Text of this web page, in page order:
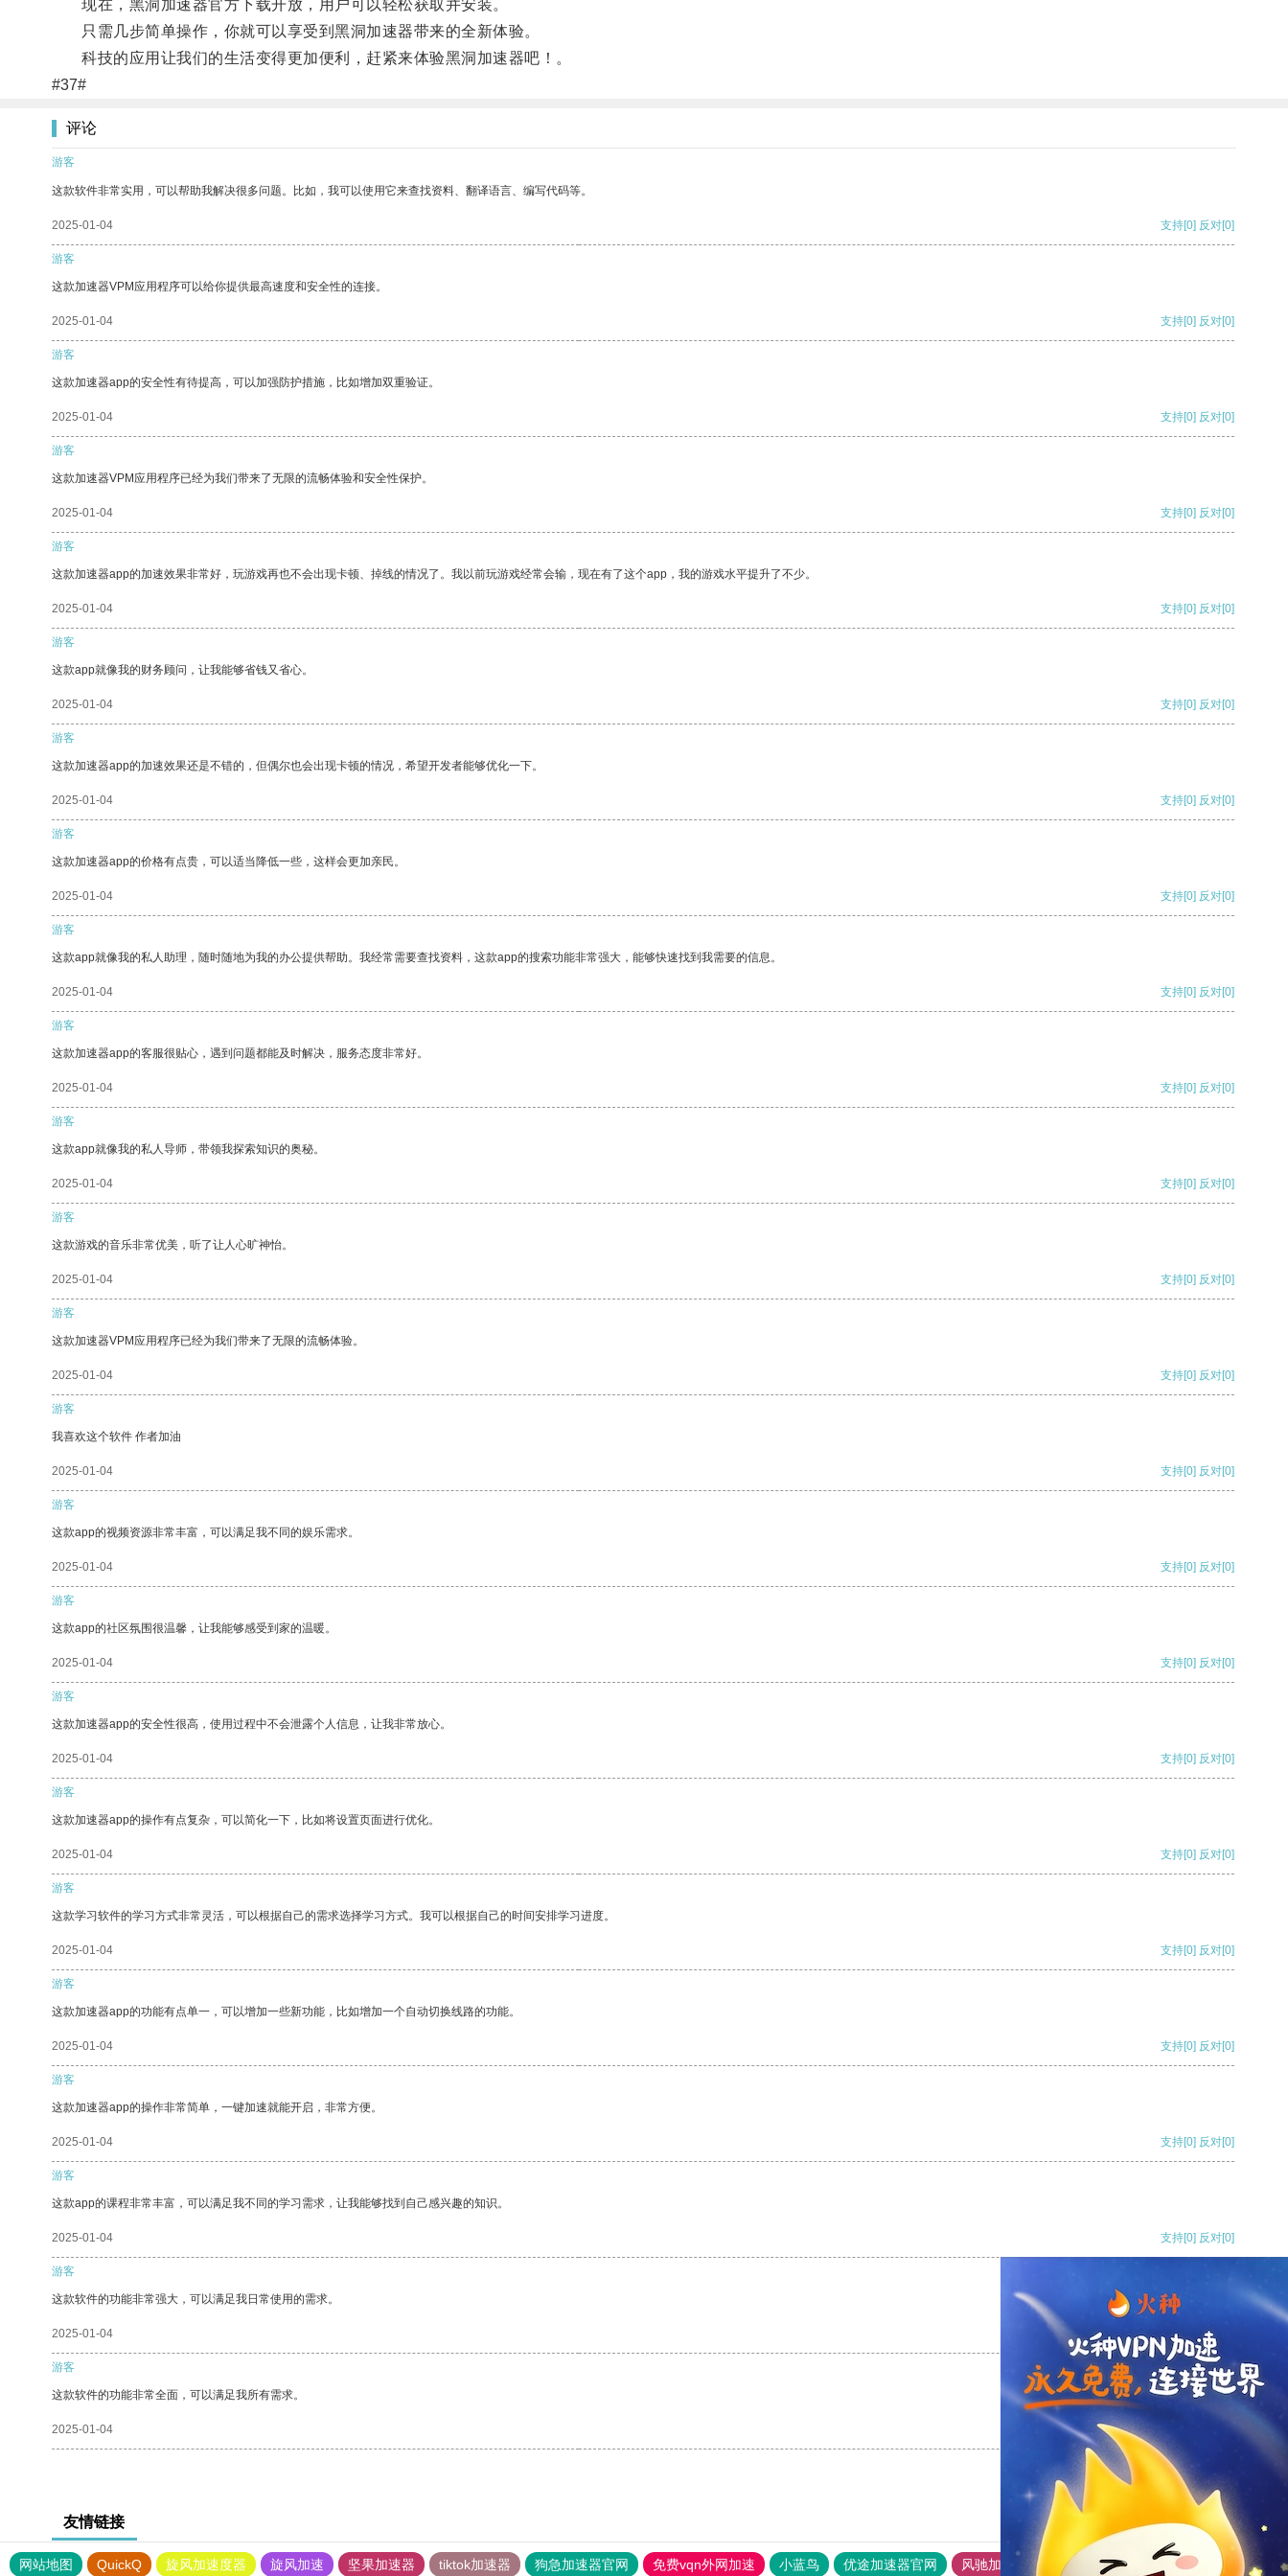
现在，黑洞加速器官方下载开放，用户可以轻松获取并安装。
只需几步简单操作，你就可以享受到黑洞加速器带来的全新体验。
科技的应用让我们的生活变得更加便利，赶紧来体验黑洞加速器吧！。
#37#
评论
游客
这款软件非常实用，可以帮助我解决很多问题。比如，我可以使用它来查找资料、翻译语言、编写代码等。
2025-01-04 支持[0] 反对[0]
游客
这款加速器VPM应用程序可以给你提供最高速度和安全性的连接。
2025-01-04 支持[0] 反对[0]
游客
这款加速器app的安全性有待提高，可以加强防护措施，比如增加双重验证。
2025-01-04 支持[0] 反对[0]
游客
这款加速器VPM应用程序已经为我们带来了无限的流畅体验和安全性保护。
2025-01-04 支持[0] 反对[0]
游客
这款加速器app的加速效果非常好，玩游戏再也不会出现卡顿、掉线的情况了。我以前玩游戏经常会输，现在有了这个app，我的游戏水平提升了不少。
2025-01-04 支持[0] 反对[0]
游客
这款app就像我的财务顾问，让我能够省钱又省心。
2025-01-04 支持[0] 反对[0]
游客
这款加速器app的加速效果还是不错的，但偶尔也会出现卡顿的情况，希望开发者能够优化一下。
2025-01-04 支持[0] 反对[0]
游客
这款加速器app的价格有点贵，可以适当降低一些，这样会更加亲民。
2025-01-04 支持[0] 反对[0]
游客
这款app就像我的私人助理，随时随地为我的办公提供帮助。我经常需要查找资料，这款app的搜索功能非常强大，能够快速找到我需要的信息。
2025-01-04 支持[0] 反对[0]
游客
这款加速器app的客服很贴心，遇到问题都能及时解决，服务态度非常好。
2025-01-04 支持[0] 反对[0]
游客
这款app就像我的私人导师，带领我探索知识的奥秘。
2025-01-04 支持[0] 反对[0]
游客
这款游戏的音乐非常优美，听了让人心旷神怡。
2025-01-04 支持[0] 反对[0]
游客
这款加速器VPM应用程序已经为我们带来了无限的流畅体验。
2025-01-04 支持[0] 反对[0]
游客
我喜欢这个软件 作者加油
2025-01-04 支持[0] 反对[0]
游客
这款app的视频资源非常丰富，可以满足我不同的娱乐需求。
2025-01-04 支持[0] 反对[0]
游客
这款app的社区氛围很温馨，让我能够感受到家的温暖。
2025-01-04 支持[0] 反对[0]
游客
这款加速器app的安全性很高，使用过程中不会泄露个人信息，让我非常放心。
2025-01-04 支持[0] 反对[0]
游客
这款加速器app的操作有点复杂，可以简化一下，比如将设置页面进行优化。
2025-01-04 支持[0] 反对[0]
游客
这款学习软件的学习方式非常灵活，可以根据自己的需求选择学习方式。我可以根据自己的时间安排学习进度。
2025-01-04 支持[0] 反对[0]
游客
这款加速器app的功能有点单一，可以增加一些新功能，比如增加一个自动切换线路的功能。
2025-01-04 支持[0] 反对[0]
游客
这款加速器app的操作非常简单，一键加速就能开启，非常方便。
2025-01-04 支持[0] 反对[0]
游客
这款app的课程非常丰富，可以满足我不同的学习需求，让我能够找到自己感兴趣的知识。
2025-01-04 支持[0] 反对[0]
游客
这款软件的功能非常强大，可以满足我日常使用的需求。
2025-01-04 支持 反对
游客
这款软件的功能非常全面，可以满足我所有需求。
2025-01-04 [0]
友情链接
网站地图 QuickQ 旋风加速度器 旋风加速 坚果加速器 tiktok加速器 狗急加速器官网 免费vqn外网加速 小蓝鸟 优途加速器官网 风驰加速器 旋风加速器